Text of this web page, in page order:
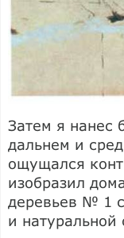
Затем я нанес
дальнем и
ощущался
изобразил
деревьев № 1
и натуральной